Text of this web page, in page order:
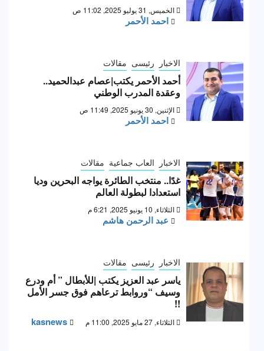
الخميس, 31 يوليو 2025, 11:02 ص
احمد الأحمر
الاخبار رئيسى مقالات
أحمد الأحمر يكتب|عصام عبدالحميد..
وعقدة المدرب الوطني
الإثنين, 30 يونيو 2025, 11:49 ص
احمد الأحمر
الاخبار العاب جماعية مقالات
غدًا.. منتخب الطائرة يواجه البحرين وديا
استعدادا لبطولة العالم
الثلاثاء, 10 يونيو 2025, 6:21 م
عبد الرحمن هاشم
الاخبار رئيسى مقالات
ياسر عبد العزيز يكتب |للأبطال ” أم ودرع
وسيف “وروابط ترعاهم فوق جسر الأمل
!!
الثلاثاء, 27 مايو 2025, 11:00 م kasnews